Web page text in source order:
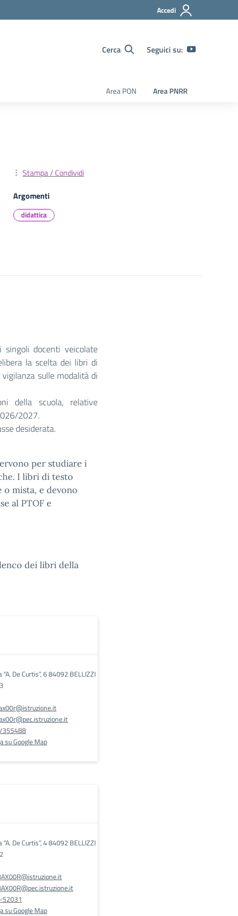
Accedi
Cerca Seguici su:
Area PON Area PNRR
Stampa / Condividi
Argomenti
didattica
docenti veicolate
la scelta dei libri di
sulle modalità di
della scuola, relative
2027.
desiderata.
per studiare i
I libri di testo
o mista, e devono
al PTOF e
dei libri della
“A. De Curtis”, 6 84092 BELLIZZI
su Google Map
“A. De Curtis”, 4 84092 BELLIZZI
su Google Map